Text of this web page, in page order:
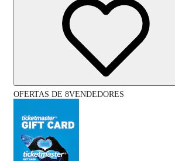
OFERTAS DE 8VENDEDORES